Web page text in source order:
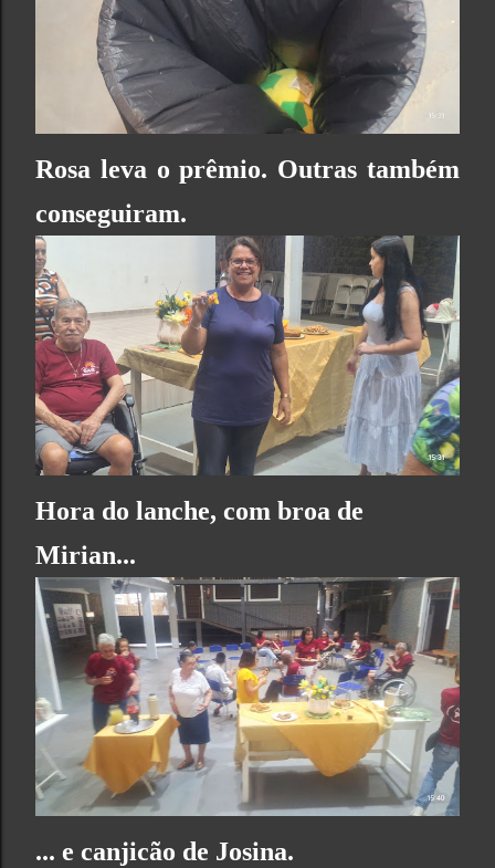
Rosa leva o prêmio. Outras também
conseguiram.
Hora do lanche, com broa de
Mirian...
... e canjicão de Josina.